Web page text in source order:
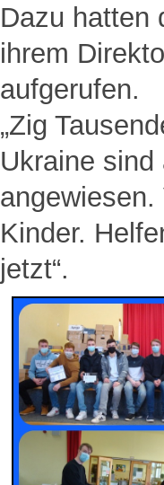
Dazu hatten
ihrem
aufgerufen.
„Zig
Ukraine sind
Kinder.
jetzt“.